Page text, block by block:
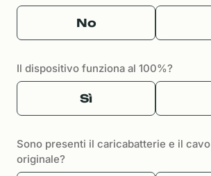
No
Il dispositivo funziona al 100%?
Sì
Sono presenti il caricabatterie e il cavo
originale?